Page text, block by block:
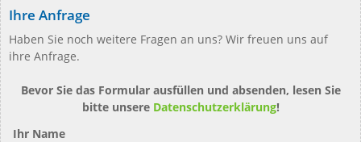
Ihre Anfrage
Haben Sie noch weitere Fragen an uns? Wir freuen uns auf
ihre Anfrage.
Bevor Sie das Formular ausfüllen und absenden, lesen Sie
bitte unsere Datenschutzerklärung!
Ihr Name